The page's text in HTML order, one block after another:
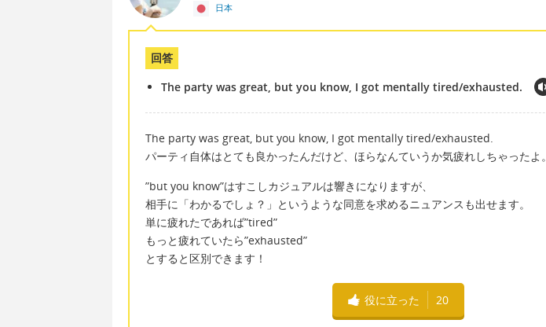
日本
回答
The party was great, but you know, I got mentally tired/exhausted.
The party was great, but you know, I got mentally tired/exhausted.
パーティ自体はとても良かったんだけど、ほらなんていうか気疲れしちゃったよ。
”but you know”はすこしカジュアルは響きになりますが、
相手に「わかるでしょ？」というような同意を求めるニュアンスも出せます。
単に疲れたであれば”tired”
もっと疲れていたら”exhausted”
とすると区別できます！
役に立った 20